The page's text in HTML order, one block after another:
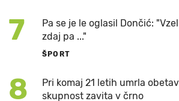
7
Pa se je le oglasil Dončić:
zdaj pa ..."
ŠPORT
8
Pri komaj 21 letih umrla
skupnost zavita v črno